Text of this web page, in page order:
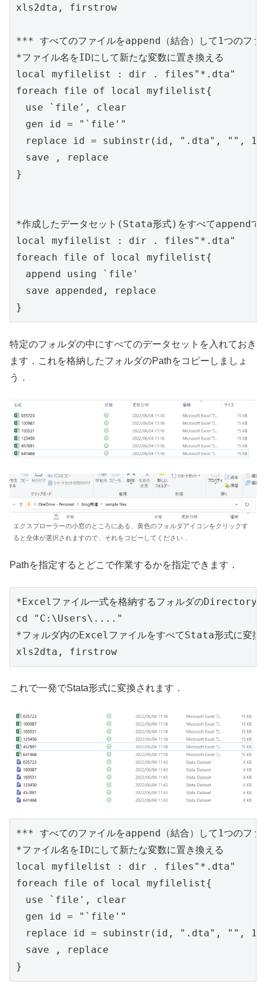
xls2dta, firstrow
*** すべてのファイルをappend（結合）して1つのファ
*ファイル名をIDにして新たな変数に置き換える
local myfilelist : dir . files"*.dta"
foreach file of local myfilelist{
use `file', clear
gen id = "`file'"
replace id = subinstr(id, ".dta", "", 1)
save , replace
}
*作成したデータセット(Stata形式)をすべてappendで
local myfilelist : dir . files"*.dta"
foreach file of local myfilelist{
append using `file'
save appended, replace
}
特定のフォルダの中にすべてのデータセットを入れておき
ます．これを格納したフォルダのPathをコピーしましょ
う．
エクスプローラーの小窓のところにある、黄色のフォルダアイコンをクリックす
ると全体が選択されますので、それをコピーしてください．
Pathを指定するとどこで作業するかを指定できます．
*Excelファイル一式を格納するフォルダのDirectory
cd "C:\Users\...."
*フォルダ内のExcelファイルをすべてStata形式に変換
xls2dta, firstrow
これで一発でStata形式に変換されます．
*** すべてのファイルをappend（結合）して1つのファ
*ファイル名をIDにして新たな変数に置き換える
local myfilelist : dir . files"*.dta"
foreach file of local myfilelist{
use `file', clear
gen id = "`file'"
replace id = subinstr(id, ".dta", "", 1)
save , replace
}